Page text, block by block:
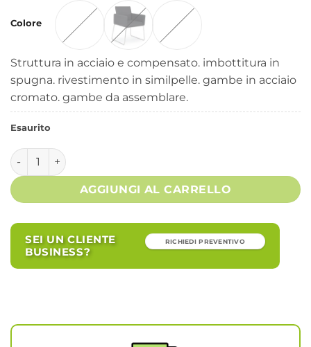
Colore
Struttura in acciaio e compensato. imbottitura in
spugna. rivestimento in similpelle. gambe in acciaio
cromato. gambe da assemblare.
Esaurito
Sedia in Ecopelle (2 Pezzi) - MADELINE quantità
AGGIUNGI AL CARRELLO
SEI UN CLIENTE
BUSINESS?
RICHIEDI PREVENTIVO